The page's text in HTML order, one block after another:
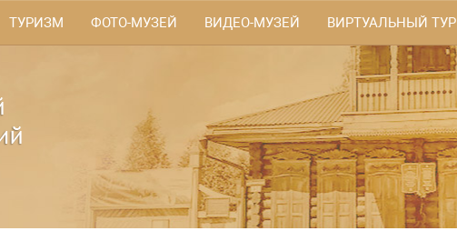
ТУРИЗМ ФОТО-МУЗЕЙ ВИДЕО-МУЗЕЙ ВИРТУАЛЬНЫЙ ТУР